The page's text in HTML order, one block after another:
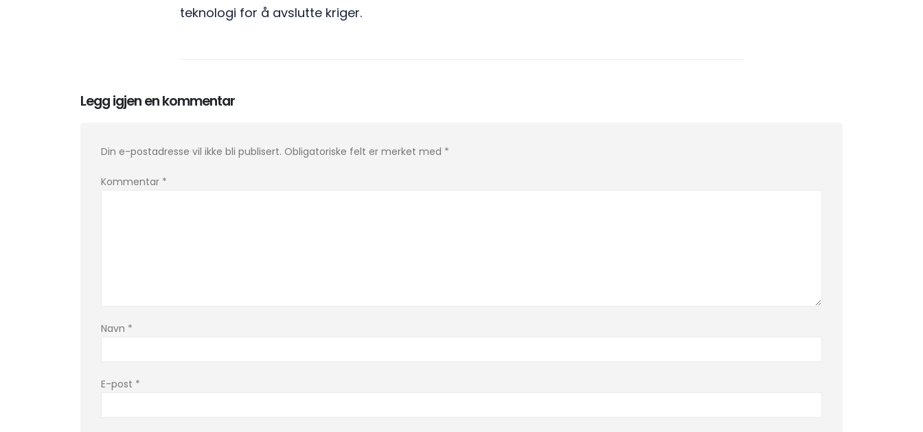
teknologi for å avslutte kriger.
Legg igjen en kommentar
Din e-postadresse vil ikke bli publisert. Obligatoriske felt er merket med *
Kommentar *
Navn *
E-post *